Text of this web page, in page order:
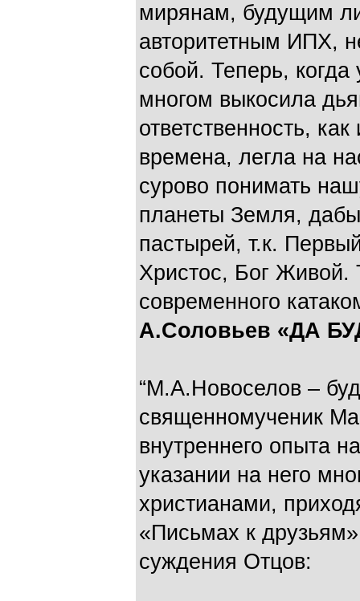
мирянам, будущим
авторитетным ИПХ,
собой. Теперь,
многом выкосила
ответственность,
времена, легла на
сурово понимать
планеты Земля,
пастырей, т.к.
Христос, Бог Живой.
современного
А.Соловьев «ДА
“М.А.Новоселов –
священномученик
внутреннего опыта
указании на него
христианами,
«Письмах к
суждения Отцов: